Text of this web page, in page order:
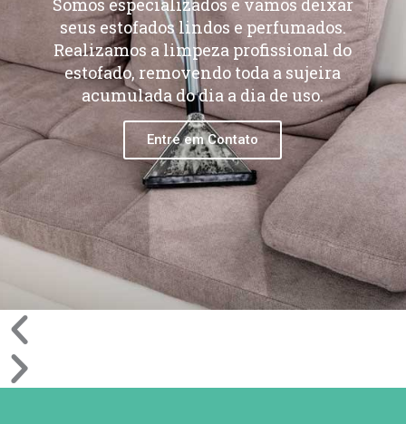
seus estofados lindos e perfumados.
Realizamos a limpeza profissional do
estofado, removendo toda a sujeira
acumulada do dia a dia de uso.
Entre em Contato